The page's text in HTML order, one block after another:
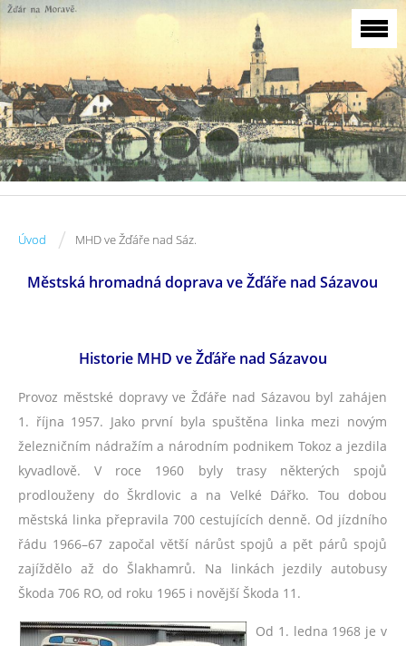
Úvod / MHD ve Žďáře nad Sáz.
Městská hromadná doprava ve Žďáře nad Sázavou
Historie MHD ve Žďáře nad Sázavou
Provoz městské dopravy ve Žďáře nad Sázavou byl zahájen
1. října 1957. Jako první byla spuštěna linka mezi novým
železničním nádražím a národním podnikem Tokoz a jezdila
kyvadlově. V roce 1960 byly trasy některých spojů
prodlouženy do Škrdlovic a na Velké Dářko. Tou dobou
městská linka přepravila 700 cestujících denně. Od jízdního
řádu 1966–67 započal větší nárůst spojů a pět párů spojů
zajíždělo až do Šlakhamrů. Na linkách jezdily autobusy
Škoda 706 RO, od roku 1965 i novější Škoda 11.
Od 1. ledna 1968 je v